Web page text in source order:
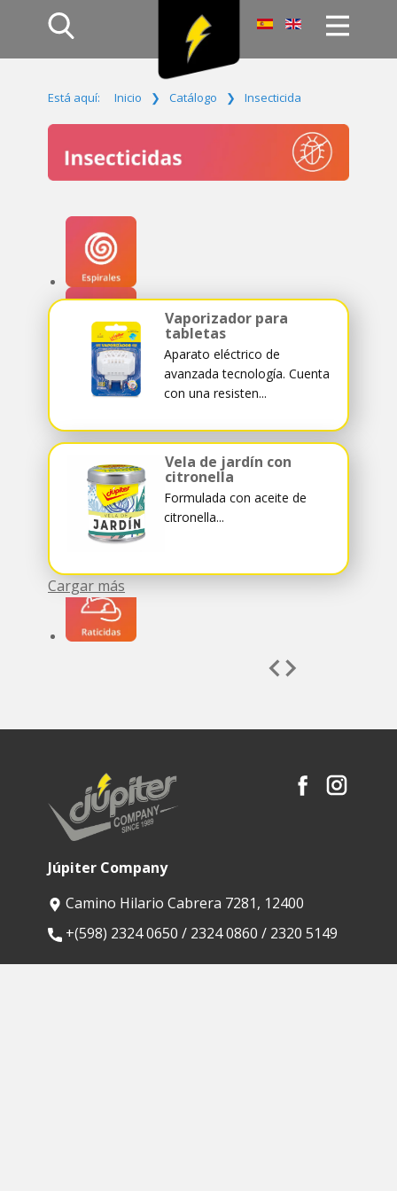
Productos
Campañas
Acceso
Está aquí: Inicio ❯ Catálogo ❯ Insecticida
Vaporizador para
tabletas
Aparato eléctrico de
avanzada tecnología. Cuenta
con una resisten...
Vela de jardín con
citronella
Formulada con aceite de
citronella...
Cargar más
Júpiter Company
Camino Hilario Cabrera 7281, 12400
​+(598) 2324 0650 / 2324 0860 / 2320 5149